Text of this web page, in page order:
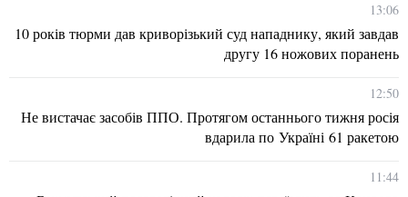
13:06
10 років тюрми дав криворізький суд нападнику, який завдав
другу 16 ножових поранень
12:50
Не вистачає засобів ППО. Протягом останнього тижня росія
вдарила по Україні 61 ракетою
11:44